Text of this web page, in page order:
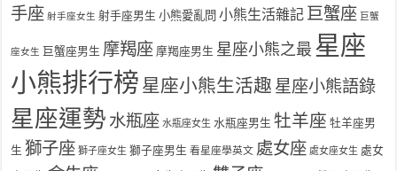
手座 射手座女生 射手座男生 小熊愛亂問 小熊生活雜記 巨蟹座 巨蟹
座女生 巨蟹座男生 摩羯座 摩羯座男生 星座小熊之最 星座
小熊排行榜 星座小熊生活趣 星座小熊語錄
星座運勢 水瓶座 水瓶座女生 水瓶座男生 牡羊座 牡羊座男
生 獅子座 獅子座女生 獅子座男生 看星座學英文 處女座 處女座女生 處女